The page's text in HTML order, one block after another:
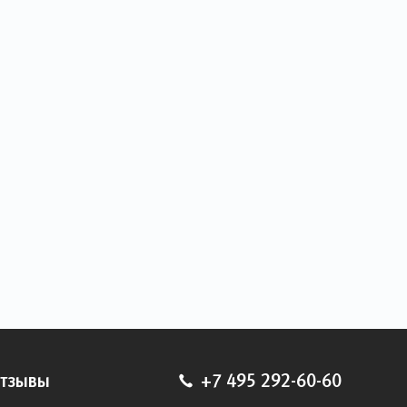
+7 495 292-60-60